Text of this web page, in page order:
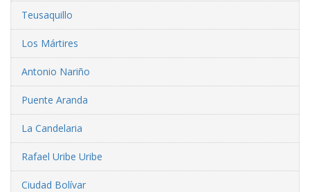
Teusaquillo
Los Mártires
Antonio Nariño
Puente Aranda
La Candelaria
Rafael Uribe Uribe
Ciudad Bolívar